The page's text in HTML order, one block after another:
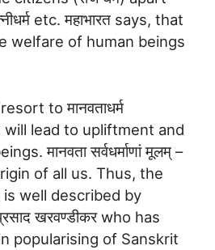
etc. महाभारत says, that
welfare of human beings
to मानवताधर्म
lead to upliftment and
मानवता सर्वधर्माणां मूलम् –
of all us. Thus, the
is well described by
खरवण्डीकर who has
popularising of Sanskrit